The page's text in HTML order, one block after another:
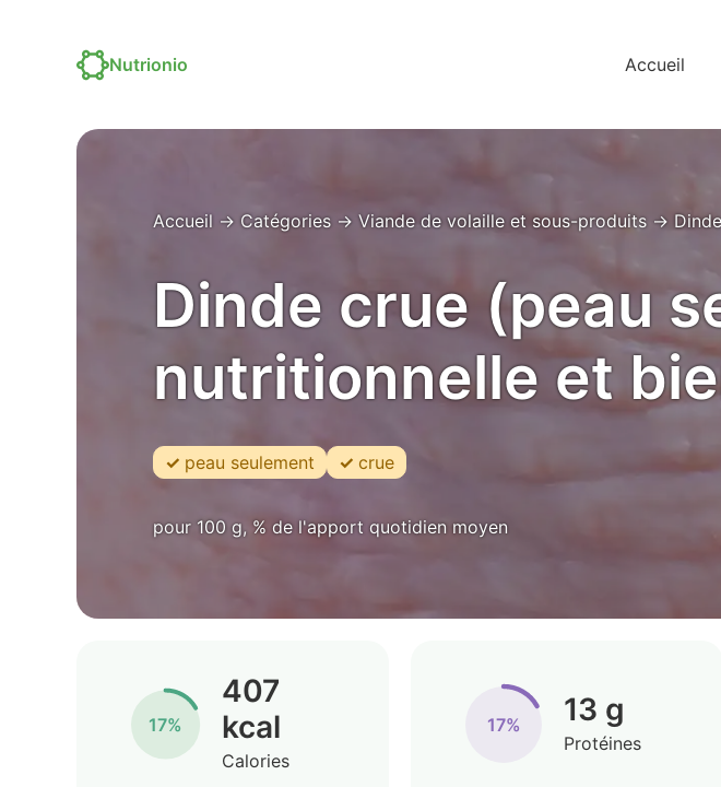
Nutrionio Accueil
Accueil → Catégories → Viande de volaille et sous-produits → Dinde
Dinde crue (peau
nutritionnelle et
peau seulement crue
pour 100 g, % de l'apport quotidien moyen
17%
407
kcal
Calories
17% 13 g
Protéines